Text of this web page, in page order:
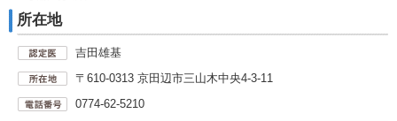
所在地
吉田雄基
〒610-0313 京田辺市三山木中央4-3-11
0774-62-5210